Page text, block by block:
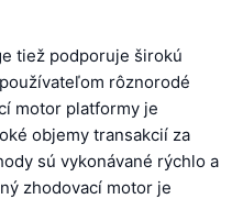
tiež podporuje širokú
rôznorodé
motor platformy je
objemy transakcií za
sú vykonávané rýchlo a
zhodovací motor je